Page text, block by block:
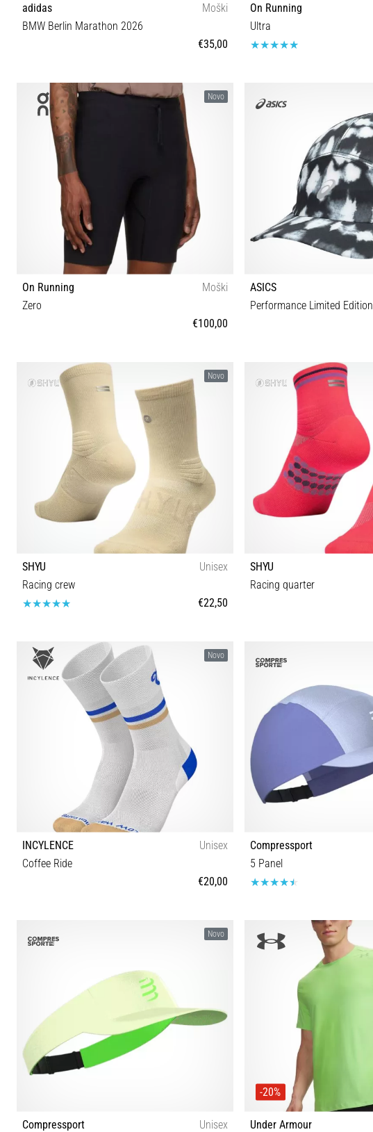
adidas
Moški
BMW Berlin Marathon 2026
€35,00
S M L XL
On Running
Ultra
Novo
On Running
Moški
Zero
€100,00
S M L XL
ASICS
Performance Limited Edition
S/M M-L
Novo
SHYU
Unisex
Racing crew
€22,50
S-M M-L
SHYU
Racing quarter
Novo
INCYLENCE
Unisex
Coffee Ride
€20,00
Compressport
5 Panel
OS
Novo
Compressport Unisex
-20%
Under Armour